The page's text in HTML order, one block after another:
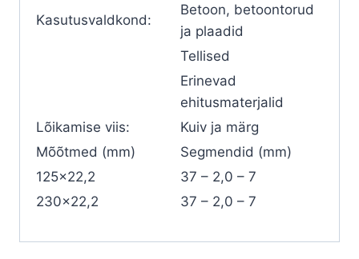
Kasutusvaldkond:
Betoon, betoontorud
ja plaadid
Tellised
Erinevad
ehitusmaterjalid
Lõikamise viis:
Kuiv ja märg
Mõõtmed (mm)
Segmendid (mm)
125×22,2
37 – 2,0 – 7
230×22,2
37 – 2,0 – 7